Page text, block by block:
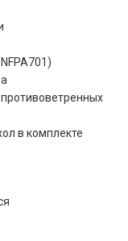
в комплекте